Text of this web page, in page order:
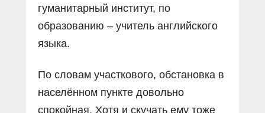
гуманитарный институт, по
образованию – учитель английского
языка.
По словам участкового, обстановка в
населённом пункте довольно
спокойная. Хотя и скучать ему тоже